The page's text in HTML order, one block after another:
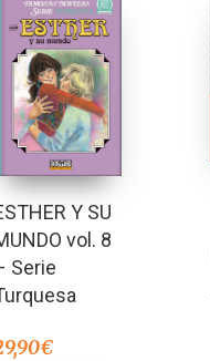
Y SU
vol. 8
Serie
€